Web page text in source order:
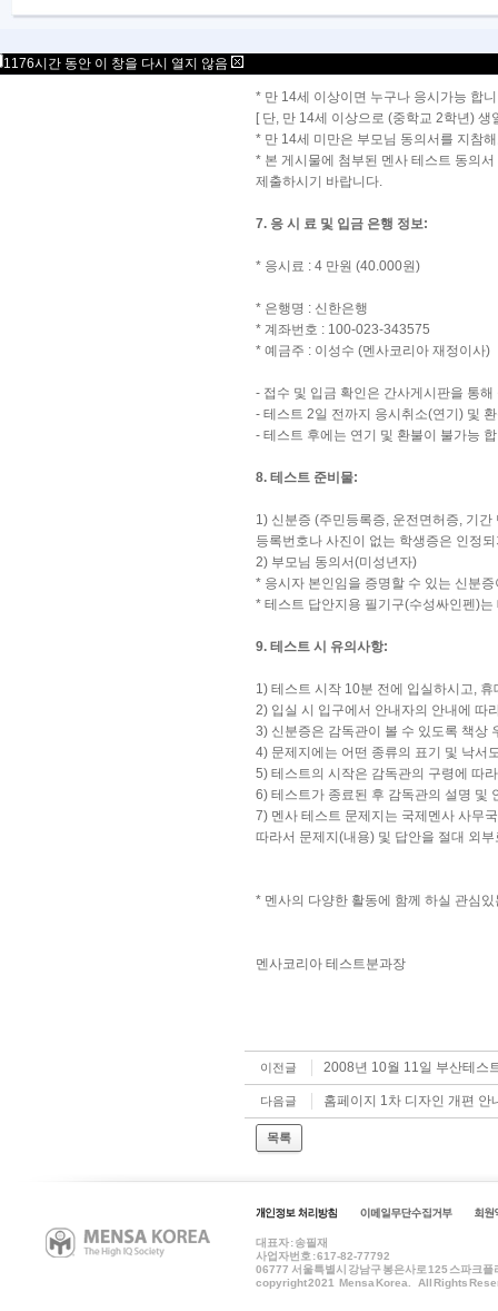
6. 응시자격:
* 만 14세 이상이면 누구나 응시가능 합
[ 단, 만 14세 이상으로 (중학교 2학년)
* 만 14세 미만은 부모님 동의서를 지참
* 본 게시물에 첨부된 멘사 테스트 동의
제출하시기 바랍니다.
7. 응 시 료 및 입금 은행 정보:
* 응시료 : 4 만원 (40.000원)
* 은행명 : 신한은행
* 계좌번호 : 100-023-343575
* 예금주 : 이성수 (멘사코리아 재정이사)
- 접수 및 입금 확인은 간사게시판을 통해
- 테스트 2일 전까지 응시취소(연기) 및
- 테스트 후에는 연기 및 환불이 불가능
8. 테스트 준비물:
1) 신분증 (주민등록증, 운전면허증, 기
등록번호나 사진이 없는 학생증은 인정
2) 부모님 동의서(미성년자)
* 응시자 본인임을 증명할 수 있는 신분
* 테스트 답안지용 필기구(수성싸인펜)
9. 테스트 시 유의사항:
1) 테스트 시작 10분 전에 입실하시고,
2) 입실 시 입구에서 안내자의 안내에 따
3) 신분증은 감독관이 볼 수 있도록 책상
4) 문제지에는 어떤 종류의 표기 및 낙서
5) 테스트의 시작은 감독관의 구령에 따
6) 테스트가 종료된 후 감독관의 설명 및
7) 멘사 테스트 문제지는 국제멘사 사무
따라서 문제지(내용) 및 답안을 절대 외
* 멘사의 다양한 활동에 함께 하실 관심
멘사코리아 테스트분과장
이전글 2008년 10월 11일 부산테스
다음글 홈페이지 1차 디자인 개편 안
목록
대표자 : 송필재
사업자번호 : 617-82-77792
06777 서울특별시 강남구 봉은사로 125 스파
copyright 2021 Mensa Korea. All Rights
1176시간 동안 이 창을 다시 열지 않음